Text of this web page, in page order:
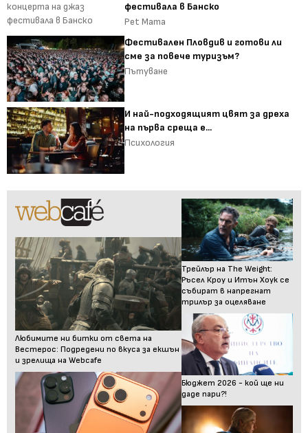
фестивала в Банско
Pet Mama
Фестивален Пловдив и готови ли
сме за повече туризъм?
Пътуване
И най-подходящият цвят за дреха
на първа среща е...
Психология
Любимите ни битки от света на
Вестерос: Подредени по вкуса за екшън
и зрелища на Webcafe
Трейлър на The Weight:
Ръсел Кроу и Итън Хоук се
събират в напрегнат
трилър за оцеляване
Бюджет 2026 - кой ще ни
даде пари?!